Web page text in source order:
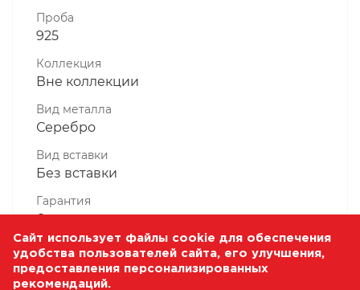
Проба
925
Коллекция
Вне коллекции
Вид металла
Серебро
Вид вставки
Без вставки
Гарантия
6 месяцев
Комплектность, шт
1 Штука
Сайт использует файлы cookie для обеспечения
удобства пользователей сайта, его улучшения,
предоставления персонализированных
рекомендаций.